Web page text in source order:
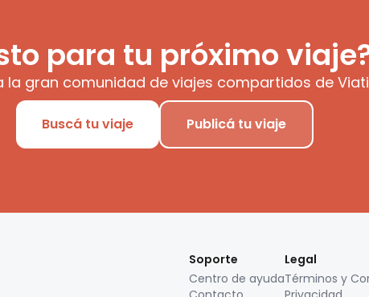
para tu próximo
la gran comunidad de viajes compartidos de
Buscá tu viaje Publicá tu viaje
Soporte
Centro de ayuda
Legal
Términos y